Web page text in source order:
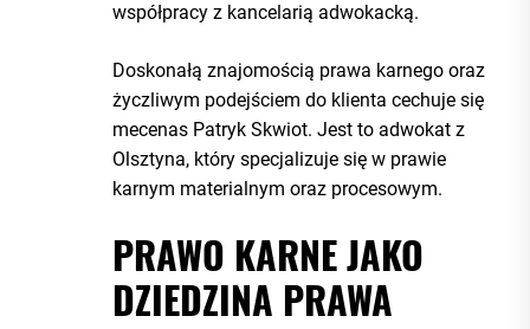
współpracy z kancelarią adwokacką.
Doskonałą znajomością prawa karnego oraz
życzliwym podejściem do klienta cechuje się
mecenas Patryk Skwiot. Jest to adwokat z
Olsztyna, który specjalizuje się w prawie
karnym materialnym oraz procesowym.
PRAWO KARNE JAKO
DZIEDZINA PRAWA